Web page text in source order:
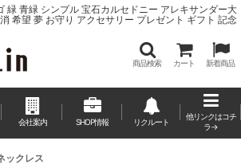
緑 青緑 シンプル 宝石カルセドニー アレキサンダー大
希望 夢 お守り アクセサリー プレゼント ギフト 記念
商品検索 カート 新着商品
会社案内 SHOP情報 リクルート
他リンクはコチ
ラ→
ックレス